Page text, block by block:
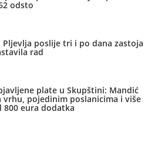
odsto
Pljevlja poslije tri i po dana zastoja
rad
plate u Skupštini: Mandić
vrhu, pojedinim poslanicima i više
800 eura dodatka